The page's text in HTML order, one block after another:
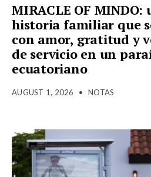
MIRACLE OF MINDO:
historia familiar que
con amor, gratitud y
de servicio en un
ecuatoriano
AUGUST 1, 2026 • NOTAS